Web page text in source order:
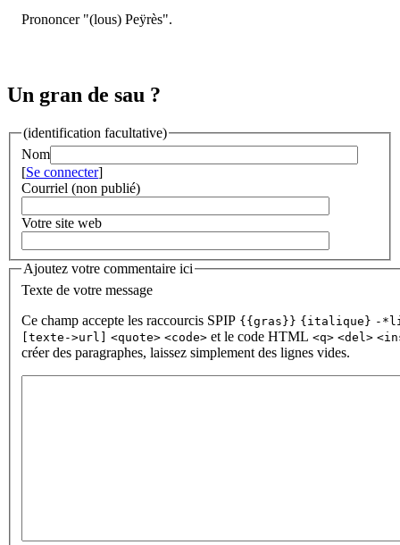
Prononcer "(lous) Peÿrès".
Un gran de sau ?
(identification facultative)
Nom
[Se connecter]
Courriel (non publié)
Votre site web
Ajoutez votre commentaire ici
Texte de votre message
Ce champ accepte les raccourcis SPIP {{gras}} {italique} -
[texte->url] <quote> <code> et le code HTML <q> <del>
créer des paragraphes, laissez simplement des lignes vides.